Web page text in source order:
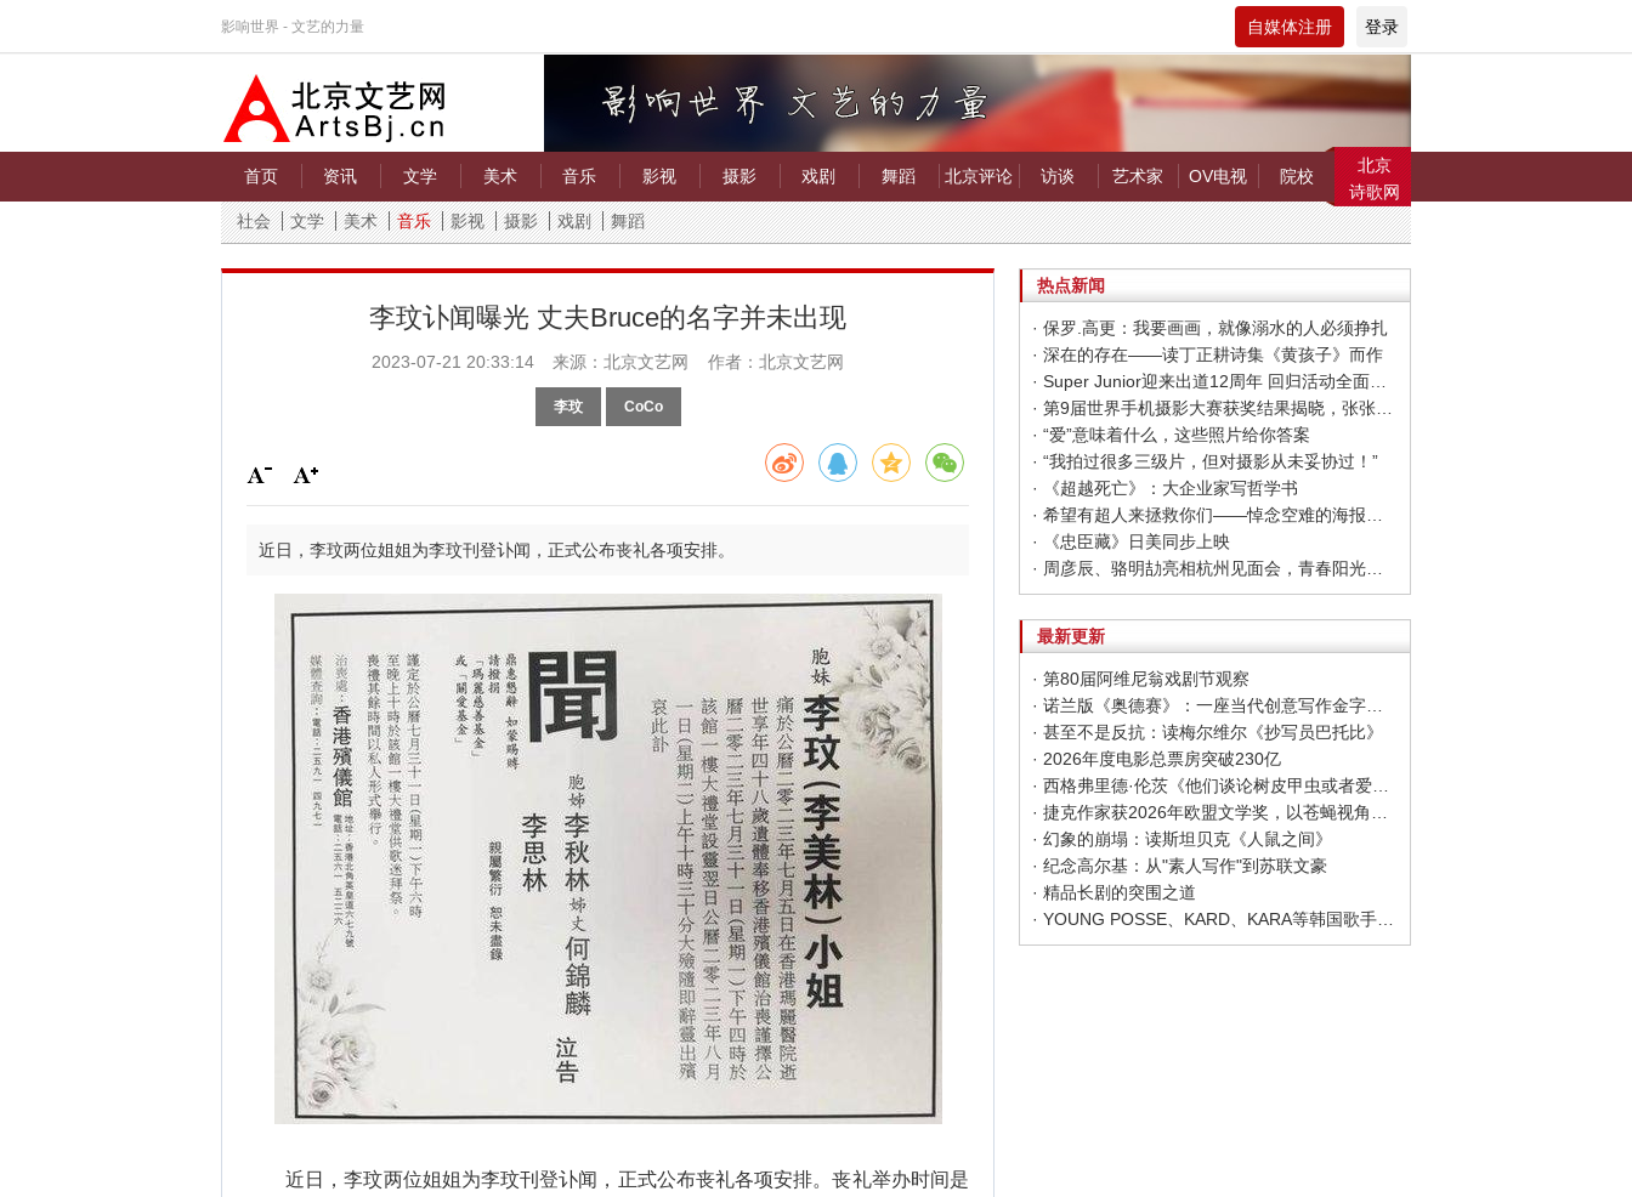
影响世界 - 文艺的力量 自媒体注册 登录
首页 资讯 文学 美术 音乐 影视 摄影 戏剧 舞蹈 北京评论 访谈 艺术家 OV电视 院校
北京
诗歌网
社会
文学 美术 音乐 影视 摄影 戏剧 舞蹈
李玟讣闻曝光 丈夫Bruce的名字并未出现
2023-07-21 20:33:14 来源：北京文艺网 作者：北京文艺网
李玟 CoCo
近日，李玟两位姐姐为李玟刊登讣闻，正式公布丧礼各项安排。
近日，李玟两位姐姐为李玟刊登讣闻，正式公布丧礼各项安排。丧礼举办时间是
热点新闻
· 保罗.高更：我要画画，就像溺水的人必须挣扎
· 深在的存在——读丁正耕诗集《黄孩子》而作
· Super Junior迎来出道12周年 回归活动全面启动
· 第9届世界手机摄影大赛获奖结果揭晓，张张惊艳你的视觉！
· “爱”意味着什么，这些照片给你答案
· “我拍过很多三级片，但对摄影从未妥协过！”
· 《超越死亡》：大企业家写哲学书
· 《忠臣藏》日美同步上映
· 周彦辰、骆明劼亮相杭州见面会，青春阳光活力十足
最新更新
· 第80届阿维尼翁戏剧节观察
· 诺兰版《奥德赛》：一座当代创意写作金字塔的宏伟与平庸
· 甚至不是反抗：读梅尔维尔《抄写员巴托比》
· 2026年度电影总票房突破230亿
· 西格弗里德·伦茨《他们谈论树皮甲虫或者爱情》：请捍卫日常生活，千千万万次
· 幻象的崩塌：读斯坦贝克《人鼠之间》
· 纪念高尔基：从"素人写作"到苏联文豪
· 精品长剧的突围之道
· YOUNG POSSE、KARD、KARA等韩国歌手正版音源全面回归网易云音乐